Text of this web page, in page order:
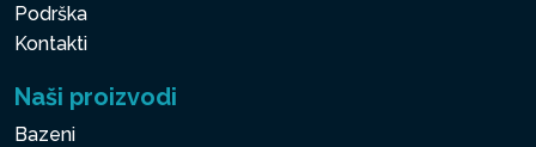
Podrška
Kontakti
Naši proizvodi
Bazeni